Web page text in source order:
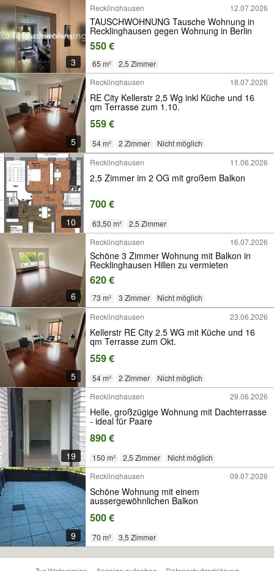
3
Recklinghausen 12.07.2026
TAUSCHWOHNUNG Tausche Wohnung in
Recklinghausen gegen Wohnung in Berlin
550 €
65 m² 2,5 Zimmer
5
Recklinghausen 18.07.2026
RE City Kellerstr 2,5 Wg inkl Küche und 16
qm Terrasse zum 1.10.
559 €
54 m² 2 Zimmer Nicht möglich
10
Recklinghausen 11.06.2026
2,5 Zimmer im 2 OG mit großem Balkon
700 €
63,50 m² 2,5 Zimmer
6
Recklinghausen 16.07.2026
Schöne 3 Zimmer Wohnung mit Balkon in
Recklinghausen Hillen zu vermieten
620 €
73 m² 3 Zimmer Nicht möglich
5
Recklinghausen 23.06.2026
Kellerstr RE City 2.5 WG mit Küche und 16
qm Terrasse zum Okt.
559 €
54 m² 2 Zimmer Nicht möglich
19
Recklinghausen 29.06.2026
Helle, großzügige Wohnung mit Dachterrasse
- ideal für Paare
890 €
150 m² 2,5 Zimmer Nicht möglich
9
Recklinghausen 09.07.2026
Schöne Wohnung mit einem
aussergewöhnlichen Balkon
500 €
70 m² 3,5 Zimmer